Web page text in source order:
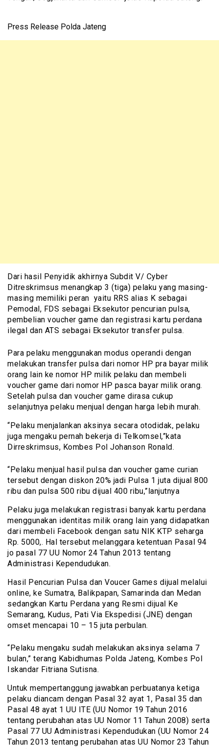
Press Release Polda Jateng
Dari hasil Penyidik akhirnya Subdit V/ Cyber
Ditreskrimsus menangkap 3 (tiga) pelaku yang masing-
masing memiliki peran yaitu RRS alias K sebagai
Pemodal, FDS sebagai Eksekutor pencurian pulsa,
pembelian voucher game dan registrasi kartu perdana
ilegal dan ATS sebagai Eksekutor transfer pulsa.
Para pelaku menggunakan modus operandi dengan
melakukan transfer pulsa dari nomor HP pra bayar milik
orang lain ke nomor HP milik pelaku dan membeli
voucher game dari nomor HP pasca bayar milik orang.
Setelah pulsa dan voucher game dirasa cukup
selanjutnya pelaku menjual dengan harga lebih murah.
“Pelaku menjalankan aksinya secara otodidak, pelaku
juga mengaku pernah bekerja di Telkomsel,”kata
Dirreskrimsus, Kombes Pol Johanson Ronald.
“Pelaku menjual hasil pulsa dan voucher game curian
tersebut dengan diskon 20% jadi Pulsa 1 juta dijual 800
ribu dan pulsa 500 ribu dijual 400 ribu,”lanjutnya
Pelaku juga melakukan registrasi banyak kartu perdana
menggunakan identitas milik orang lain yang didapatkan
dari membeli Facebook dengan satu NIK KTP seharga
Rp. 5000,. Hal tersebut melanggara ketentuan Pasal 94
jo pasal 77 UU Nomor 24 Tahun 2013 tentang
Administrasi Kependudukan.
Hasil Pencurian Pulsa dan Voucer Games dijual melalui
online, ke Sumatra, Balikpapan, Samarinda dan Medan
sedangkan Kartu Perdana yang Resmi dijual Ke
Semarang, Kudus, Pati Via Ekspedisi (JNE) dengan
omset mencapai 10 – 15 juta perbulan.
“Pelaku mengaku sudah melakukan aksinya selama 7
bulan,” terang Kabidhumas Polda Jateng, Kombes Pol
Iskandar Fitriana Sutisna.
Untuk mempertanggung jawabkan perbuatanya ketiga
pelaku diancam dengan Pasal 32 ayat 1, Pasal 35 dan
Pasal 48 ayat 1 UU ITE (UU Nomor 19 Tahun 2016
tentang perubahan atas UU Nomor 11 Tahun 2008) serta
Pasal 77 UU Administrasi Kependudukan (UU Nomor 24
Tahun 2013 tentang perubahan atas UU Nomor 23 Tahun